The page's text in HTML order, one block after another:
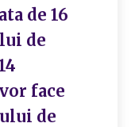
de 16
de
face
de